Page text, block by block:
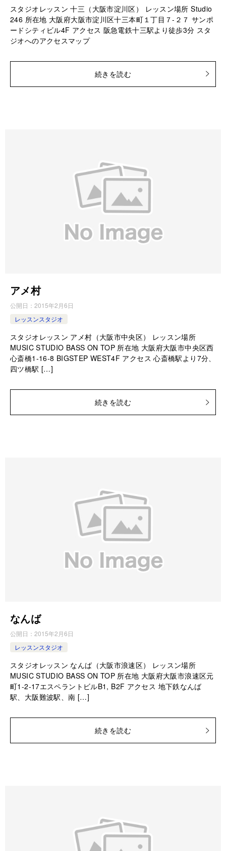
スタジオレッスン 十三（大阪市淀川区） レッスン場所 Studio
246 所在地 大阪府大阪市淀川区十三本町１丁目７-２７ サンポ
ードシティビル4F アクセス 阪急電鉄十三駅より徒歩3分 スタ
ジオへのアクセスマップ
続きを読む
アメ村
公開日： 2015年2月6日
レッスンスタジオ
スタジオレッスン アメ村（大阪市中央区） レッスン場所
MUSIC STUDIO BASS ON TOP 所在地 大阪府大阪市中央区西
心斎橋1-16-8 BIGSTEP WEST4F アクセス 心斎橋駅より7分、
四ツ橋駅 […]
続きを読む
なんば
公開日： 2015年2月6日
レッスンスタジオ
スタジオレッスン なんば（大阪市浪速区） レッスン場所
MUSIC STUDIO BASS ON TOP 所在地 大阪府大阪市浪速区元
町1-2-17エスペラントビルB1, B2F アクセス 地下鉄なんば
駅、大阪難波駅、南 […]
続きを読む